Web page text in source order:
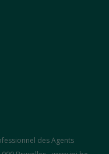
des Agents